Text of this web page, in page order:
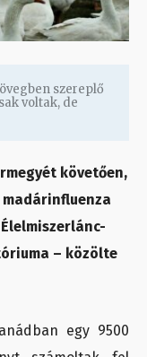
szereplő
voltak, de
követően,
madárinfluenza
– közölte
egy 9500